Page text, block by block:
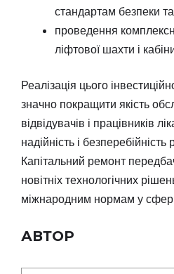
стандартам безпеки
проведення
ліфтової шахти і
Реалізація цього
значно покращити якість
відвідувачів і працівників
надійність і
Капітальний ремонт
новітніх технологічних
міжнародним нормам у
АВТОР